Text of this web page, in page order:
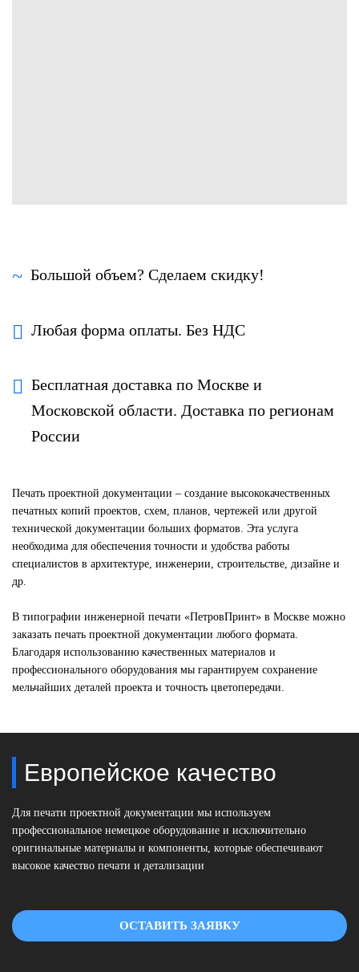
Большой объем? Сделаем скидку!
Любая форма оплаты. Без НДС
Бесплатная доставка по Москве и
Московской области. Доставка по регионам
России
Печать проектной документации – создание высококачественных
печатных копий проектов, схем, планов, чертежей или другой
технической документации больших форматов. Эта услуга
необходима для обеспечения точности и удобства работы
специалистов в архитектуре, инженерии, строительстве, дизайне и
др.
В типографии инженерной печати «ПетровПринт» в Москве можно
заказать печать проектной документации любого формата.
Благодаря использованию качественных материалов и
профессионального оборудования мы гарантируем сохранение
мельчайших деталей проекта и точность цветопередачи.
Европейское качество
Для печати проектной документации мы используем
профессиональное немецкое оборудование и исключительно
оригинальные материалы и компоненты, которые обеспечивают
высокое качество печати и детализации
ОСТАВИТЬ ЗАЯВКУ